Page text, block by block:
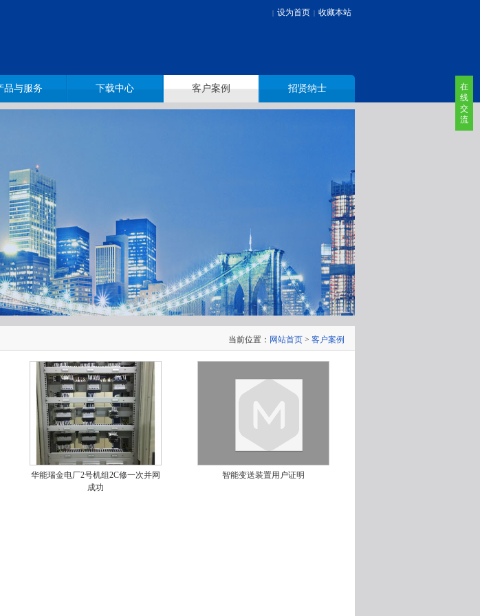
| 设为首页 | 收藏本站
品与服务 下载中心 客户案例 招贤纳士
当前位置： 网站首页 > 客户案例
华能瑞金电厂2号机组2C修一次并网
成功
智能变送装置用户证明
在
线
交
流